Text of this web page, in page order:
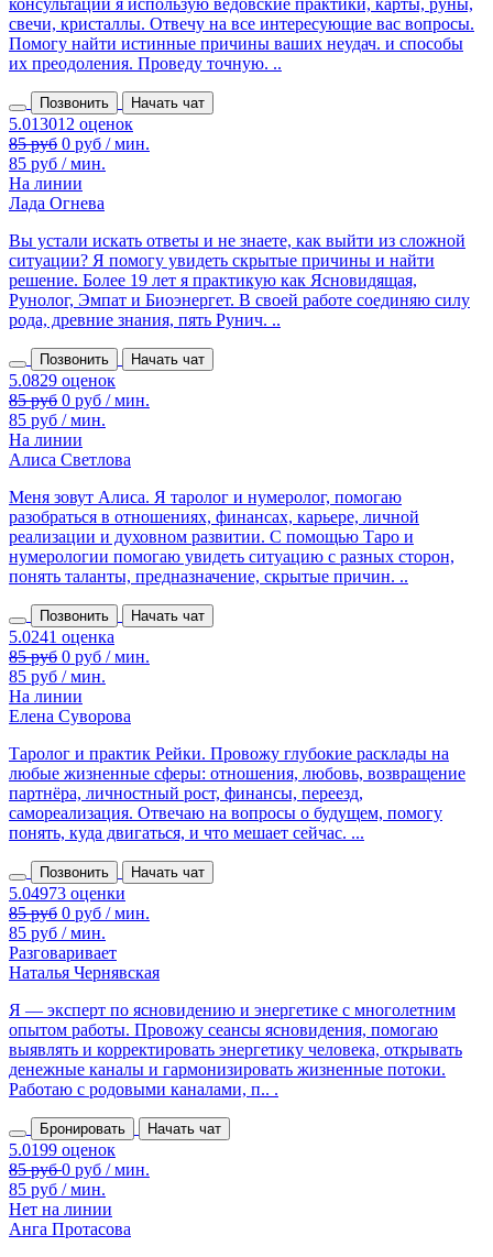
консультаций я использую ведовские практики, карты, руны,
свечи, кристаллы. Отвечу на все интересующие вас вопросы.
Помогу найти истинные причины ваших неудач. и способы
их преодоления. Проведу точную. ..
Позвонить Начать чат
85 руб 0 руб / мин.
85 руб / мин.
На линии
Лада Огнева
Вы устали искать ответы и не знаете, как выйти из сложной
ситуации? Я помогу увидеть скрытые причины и найти
решение. Более 19 лет я практикую как Ясновидящая,
Рунолог, Эмпат и Биоэнергет. В своей работе соединяю силу
рода, древние знания, пять Рунич. ..
Позвонить Начать чат
85 руб 0 руб / мин.
85 руб / мин.
На линии
Алиса Светлова
Меня зовут Алиса. Я таролог и нумеролог, помогаю
разобраться в отношениях, финансах, карьере, личной
реализации и духовном развитии. С помощью Таро и
нумерологии помогаю увидеть ситуацию с разных сторон,
понять таланты, предназначение, скрытые причин. ..
Позвонить Начать чат
85 руб 0 руб / мин.
85 руб / мин.
На линии
Елена Суворова
Таролог и практик Рейки. Провожу глубокие расклады на
любые жизненные сферы: отношения, любовь, возвращение
партнёра, личностный рост, финансы, переезд,
самореализация. Отвечаю на вопросы о будущем, помогу
понять, куда двигаться, и что мешает сейчас. ...
Позвонить Начать чат
85 руб 0 руб / мин.
85 руб / мин.
Разговаривает
Наталья Чернявская
Я — эксперт по ясновидению и энергетике с многолетним
опытом работы. Провожу сеансы ясновидения, помогаю
выявлять и корректировать энергетику человека, открывать
денежные каналы и гармонизировать жизненные потоки.
Работаю с родовыми каналами, п.. .
Бронировать Начать чат
85 руб / мин.
Нет на линии
Анга Протасова